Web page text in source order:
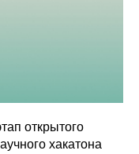
открытого
хакатона